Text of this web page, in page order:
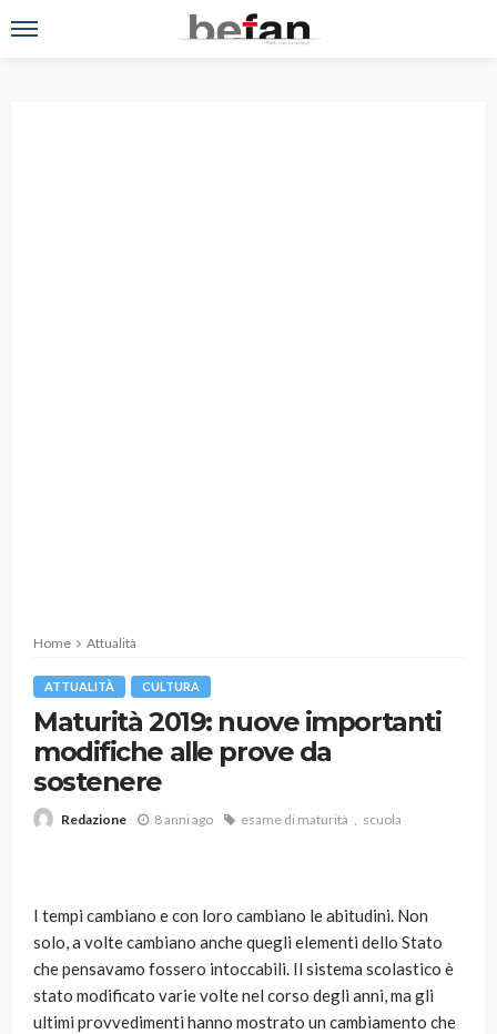
Home Attualità
ATTUALITÀ CULTURA
Maturità 2019: nuove importanti
modifiche alle prove da
sostenere
Redazione 8 anni ago esame di maturità scuola
I tempi cambiano e con loro cambiano le abitudini. Non
solo, a volte cambiano anche quegli elementi dello Stato
che pensavamo fossero intoccabili. Il sistema scolastico è
stato modificato varie volte nel corso degli anni, ma gli
ultimi provvedimenti hanno mostrato un cambiamento che